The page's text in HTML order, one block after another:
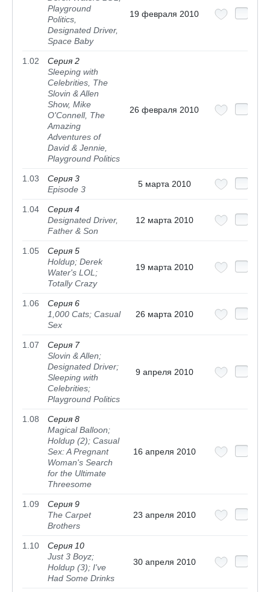
Playground
Politics,
Designated Driver,
Space Baby
19 февраля 2010
1.02
Серия 2
Sleeping with
Celebrities, The
Slovin & Allen
Show, Mike
O'Connell, The
Amazing
Adventures of
David & Jennie,
Playground Politics
26 февраля 2010
1.03
Серия 3
Episode 3
5 марта 2010
1.04
Серия 4
Designated Driver,
Father & Son
12 марта 2010
1.05
Серия 5
Holdup; Derek
Water's LOL;
Totally Crazy
19 марта 2010
1.06
Серия 6
1,000 Cats; Casual
Sex
26 марта 2010
1.07
Серия 7
Slovin & Allen;
Designated Driver;
Sleeping with
Celebrities;
Playground Politics
9 апреля 2010
1.08
Серия 8
Magical Balloon;
Holdup (2); Casual
Sex: A Pregnant
Woman's Search
for the Ultimate
Threesome
16 апреля 2010
1.09
Серия 9
The Carpet
Brothers
23 апреля 2010
1.10
Серия 10
Just 3 Boyz;
Holdup (3); I've
Had Some Drinks
30 апреля 2010